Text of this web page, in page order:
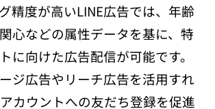
精度が高いLINE広告では、年齢
心などの属性データを基に、特
に向けた広告配信が可能です。
ジ広告やリーチ広告を活用すれ
カウントへの友だち登録を促進